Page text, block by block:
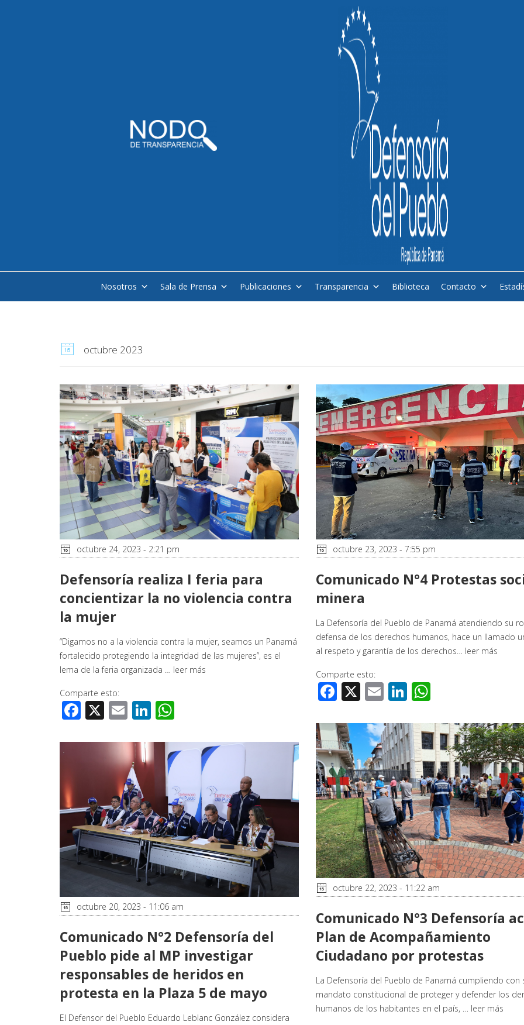
Nosotros Sala de Prensa Publicaciones Transparencia Biblioteca Contacto
octubre 2023
octubre 24, 2023 - 2:21 pm
Defensoría realiza I feria para
concientizar la no violencia contra
la mujer
“Digamos no a la violencia contra la mujer, seamos un Panamá
fortalecido protegiendo la integridad de las mujeres”, es el
lema de la feria organizada … leer más
Comparte esto:
Facebook
X EmailLinkedIn
octubre 23, 2023 - 7:55 pm
Comunicado N°4 Protestas
minera
La Defensoría del Pueblo de Panamá atendiendo su
defensa de los derechos humanos, hace un llamado
al respeto y garantía de los derechos… leer más
Comparte esto:
Facebook
X EmailLinkedIn
octubre 22, 2023 - 11:22 am
Comunicado N°3 Defensoría
Plan de Acompañamiento
Ciudadano por protestas
La Defensoría del Pueblo de Panamá cumpliendo con
mandato constitucional de proteger y defender los
humanos de los habitantes en el país, … leer más
octubre 20, 2023 - 11:06 am
Comunicado N°2 Defensoría del
Pueblo pide al MP investigar
responsables de heridos en
protesta en la Plaza 5 de mayo
El Defensor del Pueblo Eduardo Leblanc González considera